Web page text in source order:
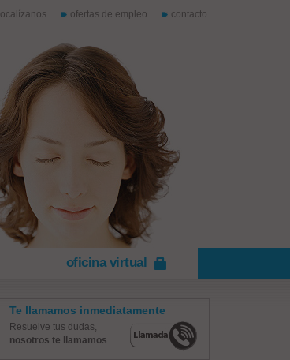
localízanos ofertas de empleo contacto
oficina virtual
Te llamamos inmediatamente
Resuelve tus dudas,
nosotros te llamamos